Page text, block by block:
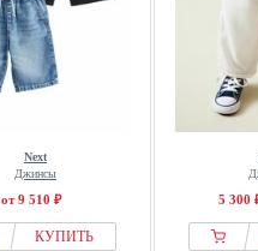
Next
Джинсы
от 9 510 ₽
КУПИТЬ
5 300